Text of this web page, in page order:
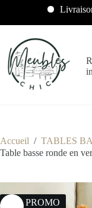
Livraison
Accueil / TABLES
Table basse ronde en
43% PROMO